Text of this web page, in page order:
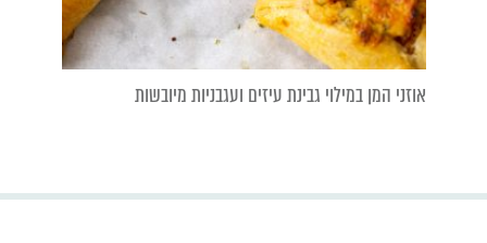
אוזני המן במילוי גבינת עיזים ועגבניות מיובשות